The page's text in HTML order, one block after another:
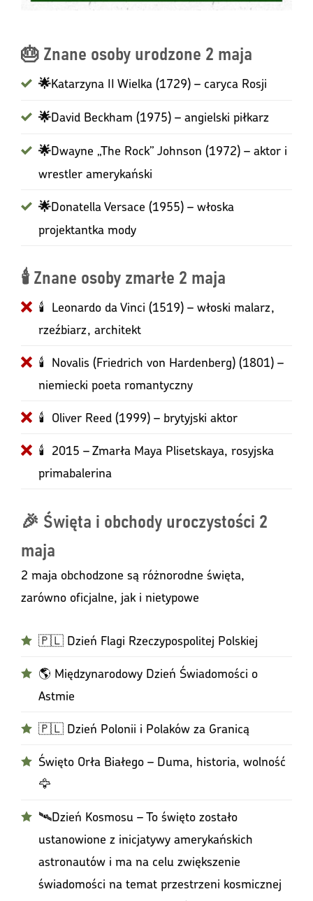
🎂 Znane osoby urodzone 2 maja
🌟Katarzyna II Wielka (1729) – caryca Rosji
🌟David Beckham (1975) – angielski piłkarz
🌟Dwayne „The Rock” Johnson (1972) – aktor i
wrestler amerykański
🌟Donatella Versace (1955) – włoska
projektantka mody
🕯️ Znane osoby zmarłe 2 maja
🕯 Leonardo da Vinci (1519) – włoski malarz,
rzeźbiarz, architekt
🕯 Novalis (Friedrich von Hardenberg) (1801) –
niemiecki poeta romantyczny
🕯 Oliver Reed (1999) – brytyjski aktor
🕯 2015 – Zmarła Maya Plisetskaya, rosyjska
primabalerina
🎉 Święta i obchody uroczystości 2
maja
2 maja obchodzone są różnorodne święta,
zarówno oficjalne, jak i nietypowe
🇵🇱 Dzień Flagi Rzeczypospolitej Polskiej
🌎 Międzynarodowy Dzień Świadomości o
Astmie
🇵🇱 Dzień Polonii i Polaków za Granicą
Święto Orła Białego – Duma, historia, wolność
🦅
🛰️Dzień Kosmosu – To święto zostało
ustanowione z inicjatywy amerykańskich
astronautów i ma na celu zwiększenie
świadomości na temat przestrzeni kosmicznej